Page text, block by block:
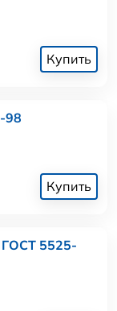
Купить
98
Купить
5525-